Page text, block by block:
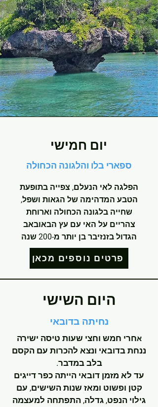
יום חמישי
ספארי בלו והלגונה הכחולה
הפלגה לאי הנעלם, צפייה בתופעת
הטבע המדהימה של הגאות ושפל,
שחייה בלגונה הכחולה וארוחת
צהריים על האי עם עץ הבאובאב
הגדול בזנזיבר בן יותר מ-200 שנה
פרטים נוספים מכאן
היום השישי
נחיתה בדובאי
אחרי חמש וחצי שעות טיסה ישירה
ננחת בדובאי ונצא להכרות עם הקסם
בלב במדבר.
עד לא מזמן דובאי הייתה כפר דייגים
קטן ופשוט ומאז שנות השישים, עם
גילוי הנפט, גדלה, התפתחה למעצמה